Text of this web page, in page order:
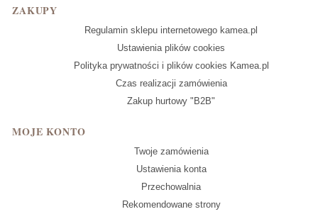
Linki w stopce
ZAKUPY
Regulamin sklepu internetowego kamea.pl
Ustawienia plików cookies
Polityka prywatności i plików cookies Kamea.pl
Czas realizacji zamówienia
Zakup hurtowy "B2B"
MOJE KONTO
Twoje zamówienia
Ustawienia konta
Przechowalnia
Rekomendowane strony